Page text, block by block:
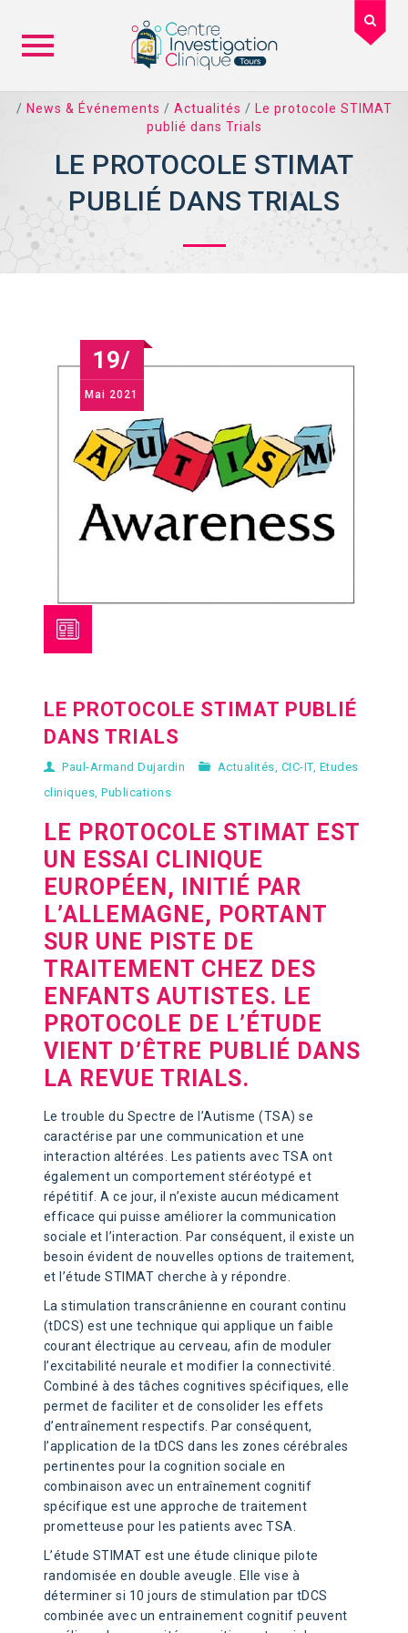
Skip
/ News & Événements / Actualités / Le protocole STIMAT
publié dans Trials
LE PROTOCOLE STIMAT
PUBLIÉ DANS TRIALS
19/
Mai 2021
LE PROTOCOLE STIMAT PUBLIÉ
DANS TRIALS
Paul-Armand Dujardin Actualités, CIC-IT, Etudes
cliniques,Publications
LE PROTOCOLE STIMAT EST
UN ESSAI CLINIQUE
EUROPÉEN, INITIÉ PAR
L’ALLEMAGNE, PORTANT
SUR UNE PISTE DE
TRAITEMENT CHEZ DES
ENFANTS AUTISTES. LE
PROTOCOLE DE L’ÉTUDE
VIENT D’ÊTRE PUBLIÉ DANS
LA REVUE TRIALS.
Le trouble du Spectre de l’Autisme (TSA) se
caractérise par une communication et une
interaction altérées. Les patients avec TSA ont
également un comportement stéréotypé et
répétitif. A ce jour, il n’existe aucun médicament
efficace qui puisse améliorer la communication
sociale et l’interaction. Par conséquent, il existe un
besoin évident de nouvelles options de traitement,
et l’étude STIMAT cherche à y répondre.
La stimulation transcrânienne en courant continu
(tDCS) est une technique qui applique un faible
courant électrique au cerveau, afin de moduler
l’excitabilité neurale et modifier la connectivité.
Combiné à des tâches cognitives spécifiques, elle
permet de faciliter et de consolider les effets
d’entraînement respectifs. Par conséquent,
l’application de la tDCS dans les zones cérébrales
pertinentes pour la cognition sociale en
combinaison avec un entraînement cognitif
spécifique est une approche de traitement
prometteuse pour les patients avec TSA.
L’étude STIMAT est une étude clinique pilote
randomisée en double aveugle. Elle vise à
déterminer si 10 jours de stimulation par tDCS
combinée avec un entrainement cognitif peuvent